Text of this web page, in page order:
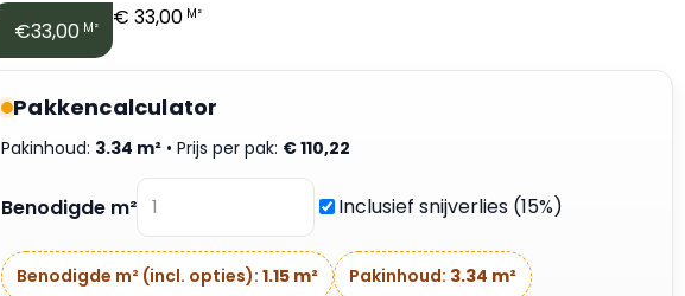
€33,00 M² € 33,00 M²
Pakkencalculator
Pakinhoud: 3.34 m² • Prijs per pak: €110,22
Benodigde m² Inclusief snijverlies (15%)
Benodigde m² (incl. opties):1.15 m² Pakinhoud: 3.34 m²